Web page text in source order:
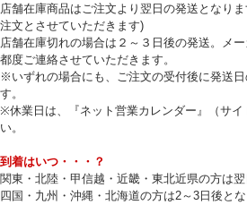
店舗在庫商品はご注文より翌日の発送となり
注文とさせていただきます)
店舗在庫切れの場合は２～３日後の発送。メ
都度ご連絡させていただきます。
※いずれの場合にも、ご注文の受付後に発送
す。
※休業日は、『ネット営業カレンダー』（サイ
い。
到着はいつ・・・？
関東・北陸・甲信越・近畿・東北近県の方は翌
四国・九州・沖縄・北海道の方は2～3日後とな